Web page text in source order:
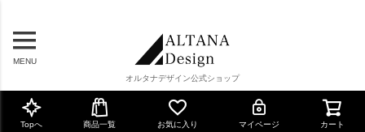
MENU
オルタナデザイン公式ショップ
Topへ 商品一覧 お気に入り マイページ カート